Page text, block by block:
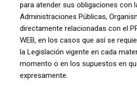
para atender sus obligaciones con
Administraciones Públicas,
directamente relacionadas con el
WEB, en los casos que así se
la Legislación vigente en cada
momento o en los supuestos en
expresamente.